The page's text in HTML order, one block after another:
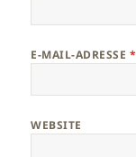
E-MAIL-ADRESSE *
WEBSITE